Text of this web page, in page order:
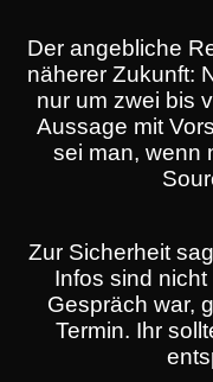
Der angebliche
näherer Zukunft:
nur um zwei bis
Aussage mit
sei man, wenn
Zur Sicherheit
Infos sind
Gespräch war,
Termin. Ihr